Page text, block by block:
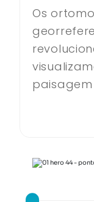
Os
paisagem